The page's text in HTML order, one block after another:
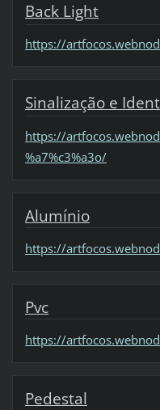
Back Light
https://
Sinalização e
https://
%a7%c3%a3o/
Alumínio
https://
Pvc
https://
Pedestal